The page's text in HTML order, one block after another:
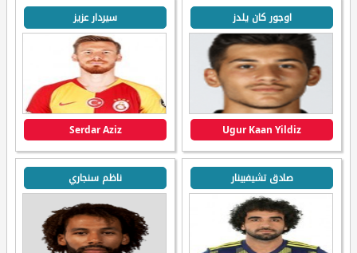
اوجور كان يلدز
Ugur Kaan Yildiz
سيردار عزيز
Serdar Aziz
صادق تشيفبينار ناظم سنجاري